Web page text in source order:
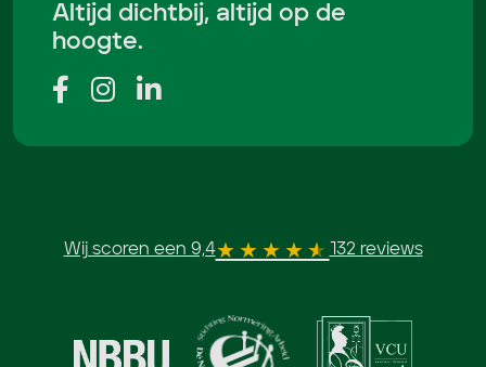
Altijd dichtbij, altijd op de
hoogte.
Wij scoren een 9,4 132 reviews